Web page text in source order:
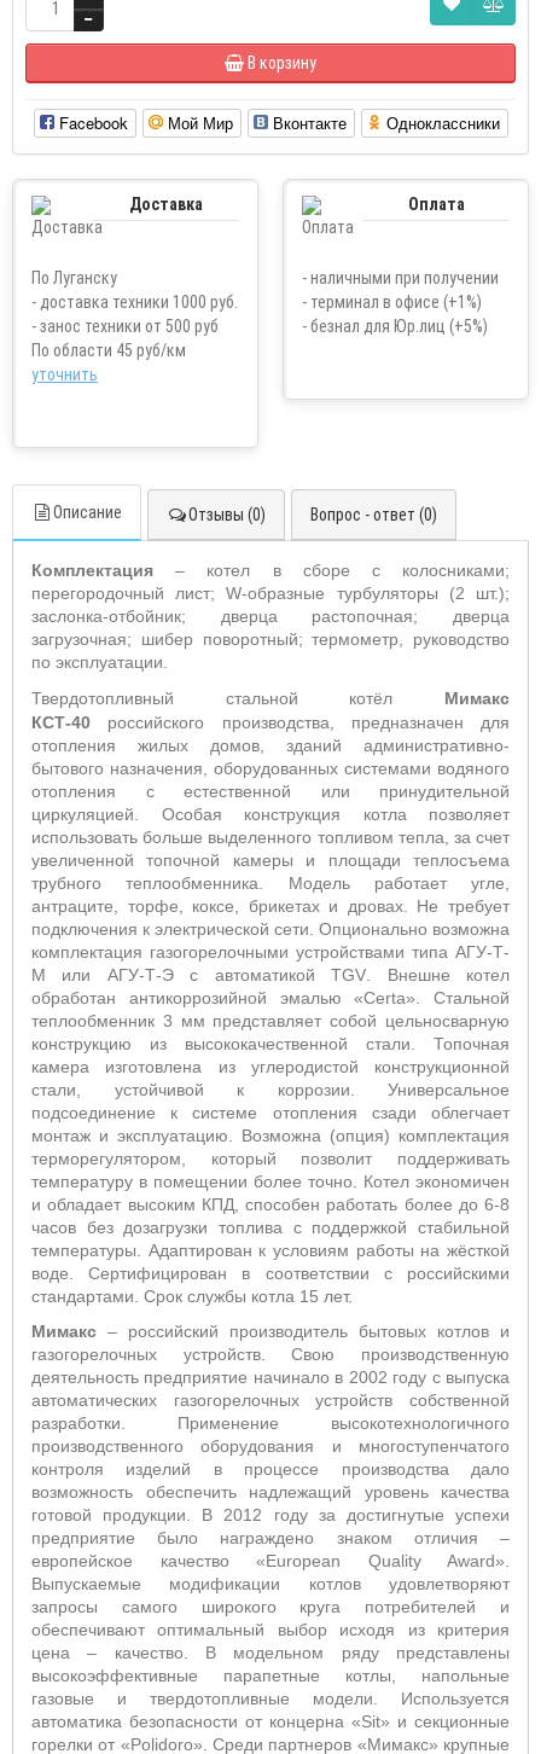
В корзину
Facebook Мой Мир Вконтакте Одноклассники
Доставка
По Луганску
- доставка техники 1000 руб.
- занос техники от 500 руб
По области 45 руб/км
уточнить
Оплата
- наличными при получении
- терминал в офисе (+1%)
- безнал для Юр.лиц (+5%)
Описание Отзывы (0) Вопрос - ответ (0)
Комплектация – котел в сборе с колосниками;
перегородочный лист;W-образные турбуляторы (2 шт.);
заслонка-отбойник; дверца растопочная; дверца
загрузочная; шибер поворотный; термометр, руководство
по эксплуатации.
Твердотопливный стальной котёл Мимакс
КСТ-40 российского производства, предназначен для
отопления жилых домов, зданий административно-
бытового назначения, оборудованных системами водяного
отопления с естественной или принудительной
циркуляцией. Особая конструкция котла позволяет
использовать больше выделенного топливом тепла, за счет
увеличенной топочной камеры и площади теплосъема
трубного теплообменника. Модель работает угле,
антраците, торфе, коксе, брикетах и дровах. Не требует
подключения к электрической сети. Опционально возможна
комплектация газогорелочными устройствами типа АГУ-Т-
М или АГУ-Т-Э с автоматикойTGV. Внешне котел
обработан антикоррозийной эмалью «Certa». Стальной
теплообменник 3 мм представляет собой цельносварную
конструкцию из высококачественной стали. Топочная
камера изготовлена из углеродистой конструкционной
стали, устойчивой к коррозии. Универсальное
подсоединение к системе отопления сзади облегчает
монтаж и эксплуатацию. Возможна (опция) комплектация
терморегулятором, который позволит поддерживать
температуру в помещении более точно. Котел экономичен
и обладает высоким КПД, способен работать более до 6-8
часов без дозагрузки топлива с поддержкой стабильной
температуры. Адаптирован к условиям работы на жёсткой
воде. Сертифицирован в соответствии с российскими
стандартами. Срок службы котла 15 лет.
Мимакс – российский производитель бытовых котлов и
газогорелочных устройств. Свою производственную
деятельность предприятие начинало в 2002 году с выпуска
автоматических газогорелочных устройств собственной
разработки. Применение высокотехнологичного
производственного оборудования и многоступенчатого
контроля изделий в процессе производства дало
возможность обеспечить надлежащий уровень качества
готовой продукции. В 2012 году за достигнутые успехи
предприятие было награждено знаком отличия –
европейское качество «European Quality Award».
Выпускаемые модификации котлов удовлетворяют
запросы самого широкого круга потребителей и
обеспечивают оптимальный выбор исходя из критерия
цена – качество. В модельном ряду представлены
высокоэффективные парапетные котлы, напольные
газовые и твердотопливные модели. Используется
автоматика безопасности от концерна «Sit» и секционные
горелки от «Polidoro». Среди партнеров «Мимакс» крупные